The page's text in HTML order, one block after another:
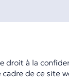
droit à la
de ce site